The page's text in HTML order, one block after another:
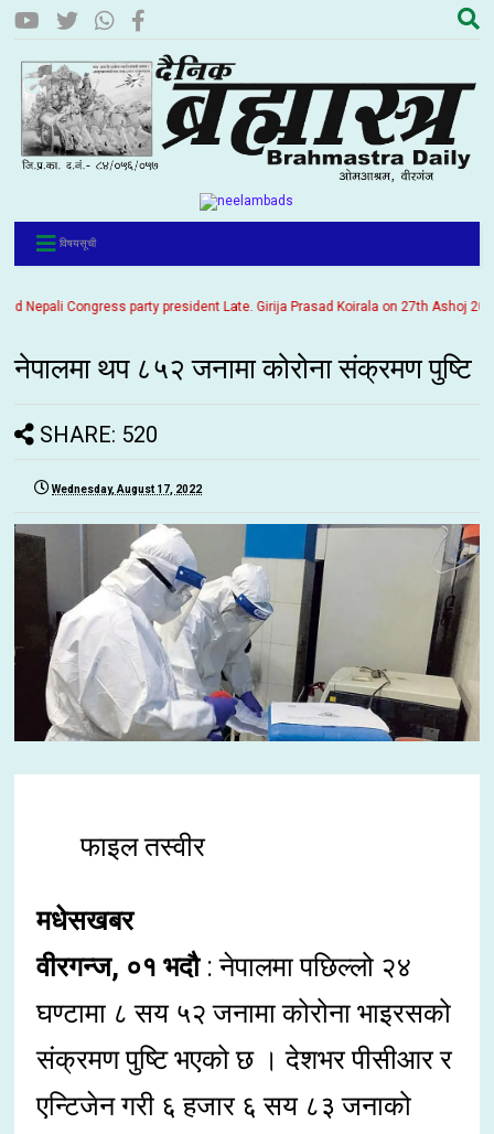
विषयसूची
Congress party president Late. Girija Prasad Koirala on 27th Ashoj
नेपालमा थप ८५२ जनामा कोरोना संक्रमण पुष्टि
SHARE: 520
Wednesday, August 17, 2022
फाइल तस्वीर
मधेसखबर
वीरगन्ज, ०१ भदौ: नेपालमा पछिल्लो २४
घण्टामा ८ सय ५२ जनामा कोरोना भाइरसको
संक्रमण पुष्टि भएको छ । देशभर पीसीआर र
एन्टिजेन गरी ६ हजार ६ सय ८३ जनाको